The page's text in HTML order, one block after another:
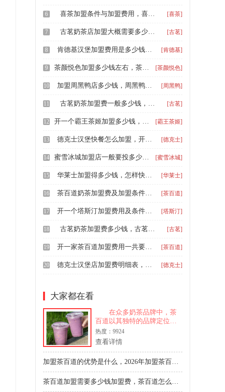
6 喜茶加盟条件与加盟费用，喜茶加盟费明细表2024 [喜茶]
7 古茗奶茶店加盟大概需要多少钱，加盟一个古茗需要多少钱 [古茗]
8 肯德基汉堡加盟费用是多少钱一个月，肯德基加盟开店费用一般多少钱 [肯德基]
9 茶颜悦色加盟多少钱左右，茶颜悦色加盟费用及要求 [茶颜悦色]
10 加盟周黑鸭店多少钱，周黑鸭加盟费及加盟条件 [周黑鸭]
11 古茗奶茶加盟费一般多少钱，古茗奶茶加盟条件和费用明细 [古茗]
12 开一个霸王茶姬加盟多少钱，霸王茶姬加盟费用一览表 [霸王茶姬]
13 德克士汉堡快餐怎么加盟，开一家德克士汉堡加盟条件与费用 [德克士]
14 蜜雪冰城加盟店一般要投多少钱，蜜雪冰城加盟费明细表2024 [蜜雪冰城]
15 华莱士加盟得多少钱，怎样快速加盟华莱士 [华莱士]
16 茶百道奶茶加盟费及加盟条件，茶百道加盟条件和加盟费 [茶百道]
17 开一个塔斯汀加盟费用及条件，投资塔斯汀汉堡店需要多少钱 [塔斯汀]
18 古茗奶茶加盟费多少钱，古茗奶茶店加盟大概需要多少钱 [古茗]
19 开一家茶百道加盟费用一共要多少钱，2026年加盟什么奶茶店投资小 [茶百道]
20 德克士汉堡店加盟费明细表，德克士的加盟费用大概是多少 [德克士]
大家都在看
在众多奶茶品牌中，茶
百道以其独特的品牌定位和
高性价比的产品赢得了消费
者的广泛好评。奶茶已成为
现代生活的时尚饮品，茶百
受消费者喜爱。对于有意加
盟茶百道的朋友来说，了解
其加盟费
热度：9924
查看详情
加盟茶百道的优势是什么，2026年加盟茶百道奶茶店大概多少钱
茶百道加盟需要多少钱加盟费，茶百道怎么加盟及加盟费是多少